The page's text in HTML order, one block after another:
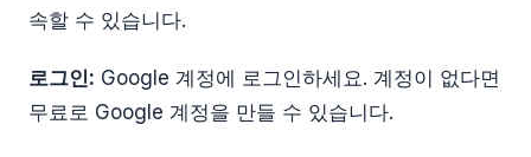
속할 수 있습니다.
로그인: Google 계정에 로그인하세요. 계정이 없다면
무료로 Google 계정을 만들 수 있습니다.